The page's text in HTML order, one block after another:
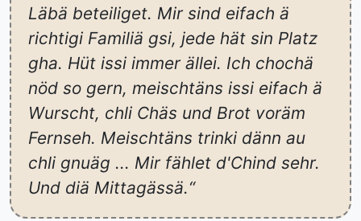
Läbä beteiliget. Mir sind eifach ä
richtigi Familiä gsi, jede hät sin Platz
gha. Hüt issi immer ällei. Ich chochä
nöd so gern, meischtäns issi eifach ä
Wurscht, chli Chäs und Brot voräm
Fernseh. Meischtäns trinki dänn au
chli gnuäg ... Mir fählet d'Chind sehr.
Und diä Mittagässä.“